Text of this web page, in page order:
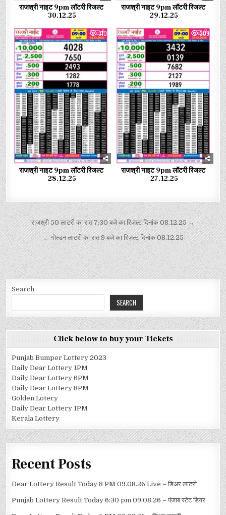
राजश्री नाइट 9pm लॉटरी रिजल्ट
30.12.25
राजश्री नाइट 9pm लॉटरी रिजल्ट
29.12.25
0 310
राजश्री नाइट 9pm लॉटरी रिजल्ट
28.12.25
0 309
राजश्री नाइट 9pm लॉटरी रिजल्ट
27.12.25
राजश्री 50 लाटरी का रात 7:30 बजे का रिज़ल्ट दिनांक 08.12.25 →
← गोल्डन लाटरी का रात 9 बजे का रिज़ल्ट दिनांक 08.12.25
Search
SEARCH
Click below to buy your Tickets
Punjab Bumper Lottery 2023
Daily Dear Lottery 1PM
Daily Dear Lottery 6PM
Daily Dear Lottery 8PM
Golden Lotery
Daily Dear Lottery 1PM
Kerala Lottery
Recent Posts
Dear Lottery Result Today 8 PM 09.08.26 Live – डिअर लाटरी
Punjab Lottery Result Today 6:30 pm 09.08.26 – पंजाब स्टेट डियर